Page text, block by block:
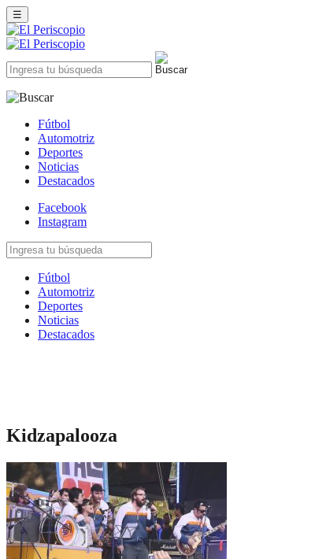
☰
Fútbol
Automotriz
Deportes
Noticias
Destacados
Facebook
Instagram
Fútbol
Automotriz
Deportes
Noticias
Destacados
Kidzapalooza